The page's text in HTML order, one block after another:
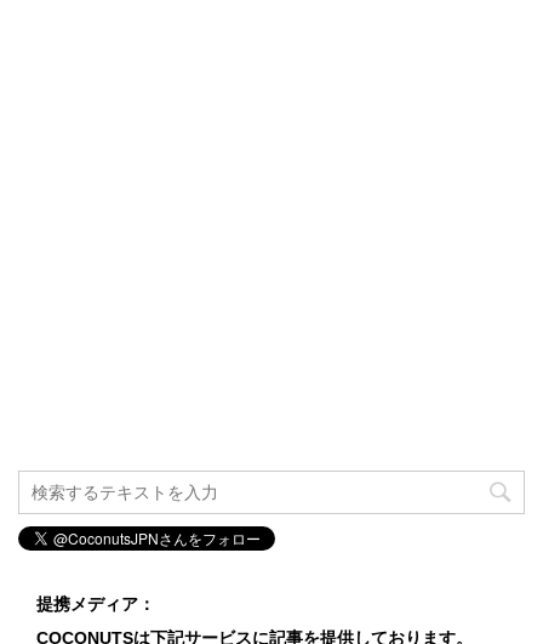
提携メディア：
COCONUTSは下記サービスに記事を提供しております。